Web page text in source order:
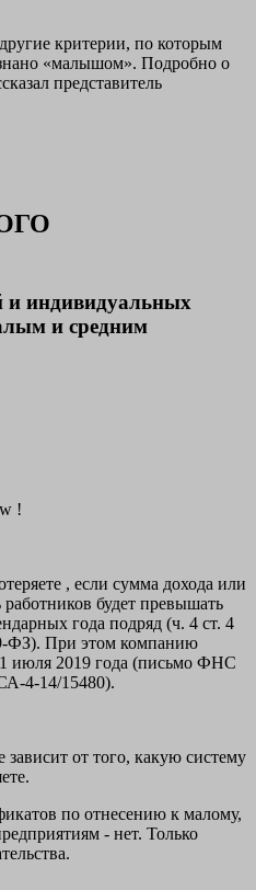
критерии, по которым
«малышом». Подробно о
представитель
и индивидуальных
и средним
!
, если сумма дохода или
будет превышать
года подряд (ч. 4 ст. 4
ФЗ). При этом компанию
1 июля 2019 года (письмо ФНС
4-14/15480).
от того, какую систему
по отнесению к малому,
- нет. Только